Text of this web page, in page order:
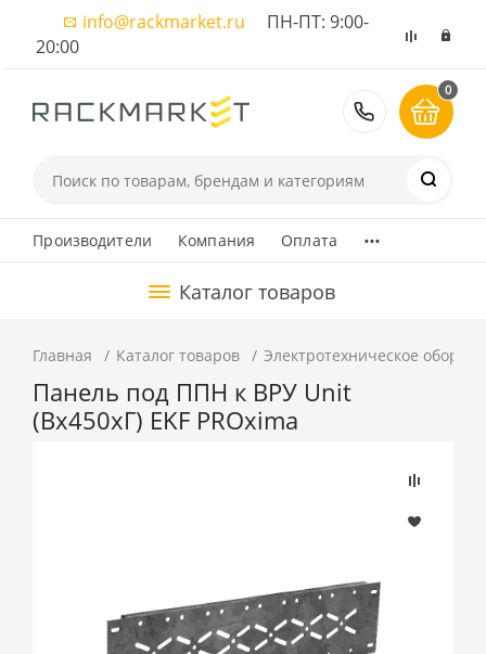
info@rackmarket.ru ПН-ПТ: 9:00-
20:00
8 (495)
0
Производители Компания Оплата ...
Каталог товаров
Главная Каталог товаров Электротехническое
Панель под ППН к ВРУ Unit
(Вх450хГ) EKF PROxima